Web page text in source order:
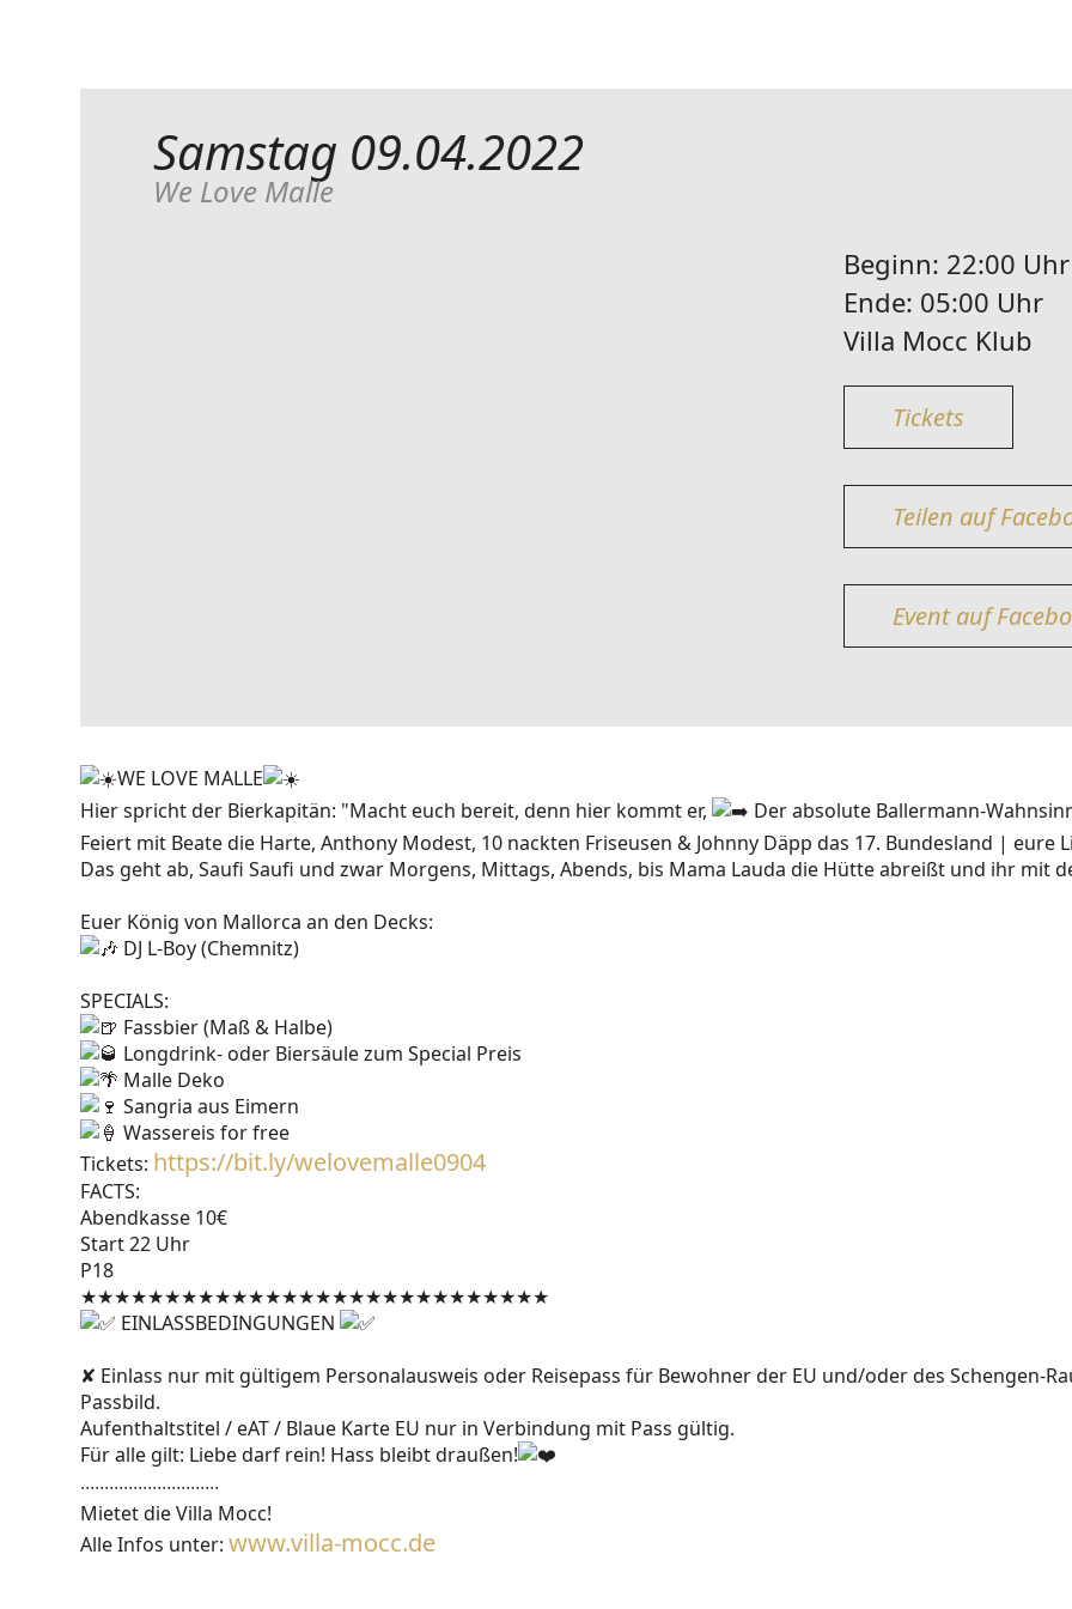
Samstag 09.04.2022
We Love Malle
Beginn: 22:00 Uhr
Ende: 05:00 Uhr
Villa Mocc Klub
Tickets
Teilen auf
Event auf
WE LOVE MALLE
Hier spricht der Bierkapitän: "Macht euch bereit, denn hier kommt er,
Der absolute Ballermann-
Feiert mit Beate die Harte, Anthony Modest, 10 nackten Friseusen & Johnny Däpp das 17. Bundesland | eure
Das geht ab, Saufi Saufi und zwar Morgens, Mittags, Abends, bis Mama Lauda die Hütte abreißt und ihr mit
Euer König von Mallorca an den Decks:
DJ L-Boy (Chemnitz)
SPECIALS:
Fassbier (Maß & Halbe)
Longdrink- oder Biersäule zum Special Preis
Malle Deko
Sangria aus Eimern
Wassereis for free
Tickets: https://bit.ly/welovemalle0904
FACTS:
Abendkasse 10€
Start 22 Uhr
P18
★★★★★★★★★★★★★★★★★★★★★★★★★★★★
EINLASSBEDINGUNGEN
✘ Einlass nur mit gültigem Personalausweis oder Reisepass für Bewohner der EU und/oder des Schengen-
Passbild.
Aufenthaltstitel / eAT / Blaue Karte EU nur in Verbindung mit Pass gültig.
Für alle gilt: Liebe darf rein! Hass bleibt draußen!
∙∙∙∙∙∙∙∙∙∙∙∙∙∙∙∙∙∙∙∙∙∙∙∙∙∙∙∙∙
Mietet die Villa Mocc!
Alle Infos unter:www.villa-mocc.de